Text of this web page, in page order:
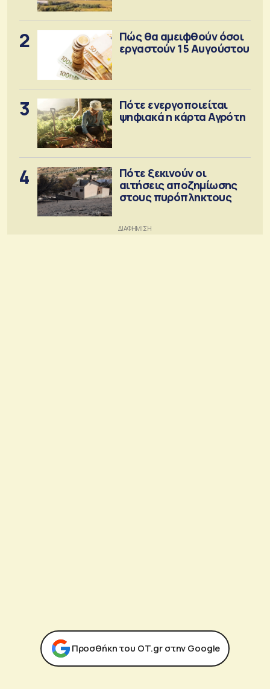
2
Πώς θα αμειφθούν όσοι
εργαστούν 15 Αυγούστου
3
Πότε ενεργοποιείται
ψηφιακά η κάρτα Αγρότη
4
Πότε ξεκινούν οι
αιτήσεις αποζημίωσης
στους πυρόπληκτους
Προσθήκη του ΟΤ.gr στην Google